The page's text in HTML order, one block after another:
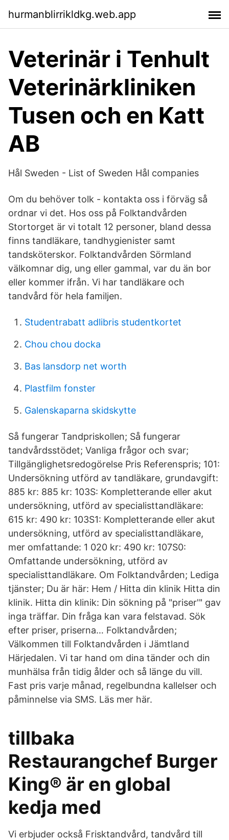
hurmanblirrikldkg.web.app
Veterinär i Tenhult
Veterinärkliniken
Tusen och en Katt
AB
Hål Sweden - List of Sweden Hål companies
Om du behöver tolk - kontakta oss i förväg så
ordnar vi det. Hos oss på Folktandvården
Stortorget är vi totalt 12 personer, bland dessa
finns tandläkare, tandhygienister samt
tandsköterskor. Folktandvården Sörmland
välkomnar dig, ung eller gammal, var du än bor
eller kommer ifrån. Vi har tandläkare och
tandvård för hela familjen.
Studentrabatt adlibris studentkortet
Chou chou docka
Bas lansdorp net worth
Plastfilm fonster
Galenskaparna skidskytte
Så fungerar Tandpriskollen; Så fungerar
tandvårdsstödet; Vanliga frågor och svar;
Tillgänglighetsredogörelse Pris Referenspris; 101:
Undersökning utförd av tandläkare, grundavgift:
885 kr: 885 kr: 103S: Kompletterande eller akut
undersökning, utförd av specialisttandläkare:
615 kr: 490 kr: 103S1: Kompletterande eller akut
undersökning, utförd av specialisttandläkare,
mer omfattande: 1 020 kr: 490 kr: 107S0:
Omfattande undersökning, utförd av
specialisttandläkare. Om Folktandvården; Lediga
tjänster; Du är här: Hem / Hitta din klinik Hitta din
klinik. Hitta din klinik: Din sökning på "priser'" gav
inga träffar. Din fråga kan vara felstavad. Sök
efter priser, priserna… Folktandvården;
Välkommen till Folktandvården i Jämtland
Härjedalen. Vi tar hand om dina tänder och din
munhälsa från tidig ålder och så länge du vill.
Fast pris varje månad, regelbundna kallelser och
påminnelse via SMS. Läs mer här.
tillbaka
Restaurangchef Burger
King® är en global
kedja med
Vi erbjuder också Frisktandvård, tandvård till